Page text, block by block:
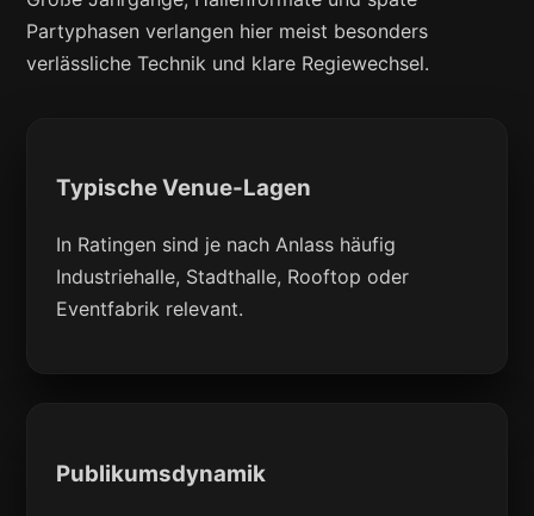
Partyphasen verlangen hier meist besonders
verlässliche Technik und klare Regiewechsel.
Typische Venue-Lagen
In Ratingen sind je nach Anlass häufig
Industriehalle, Stadthalle, Rooftop oder
Eventfabrik relevant.
Publikumsdynamik